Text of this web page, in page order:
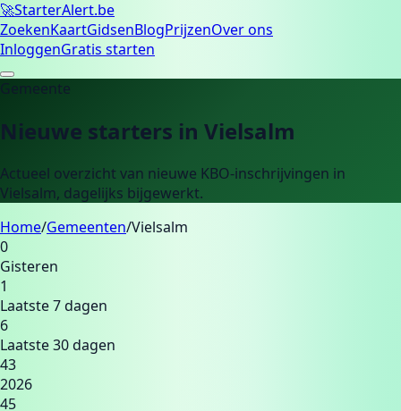
🚀StarterAlert.be
ZoekenKaartGidsenBlogPrijzenOver ons
InloggenGratis starten
Gemeente
Nieuwe starters in Vielsalm
Actueel overzicht van nieuwe KBO-inschrijvingen in
Vielsalm, dagelijks bijgewerkt.
Home/Gemeenten/Vielsalm
0
Gisteren
1
Laatste 7 dagen
6
Laatste 30 dagen
43
2026
45